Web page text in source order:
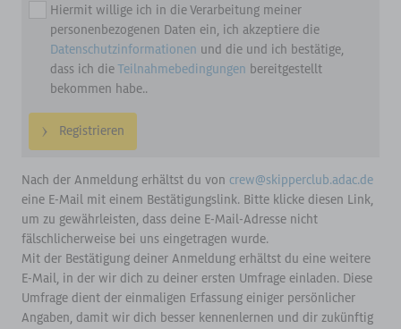
Hiermit willige ich in die Verarbeitung meiner
personenbezogenen Daten ein, ich akzeptiere die
Datenschutzinformationen und die und ich bestätige,
dass ich dieTeilnahmebedingungen bereitgestellt
bekommen habe..
Nach der Anmeldung erhältst du von crew@skipperclub.adac.de
eine E-Mail mit einem Bestätigungslink. Bitte klicke diesen Link,
um zu gewährleisten, dass deine E-Mail-Adresse nicht
fälschlicherweise bei uns eingetragen wurde.
Mit der Bestätigung deiner Anmeldung erhältst du eine weitere
E-Mail, in der wir dich zu deiner ersten Umfrage einladen. Diese
Umfrage dient der einmaligen Erfassung einiger persönlicher
Angaben, damit wir dich besser kennenlernen und dir zukünftig